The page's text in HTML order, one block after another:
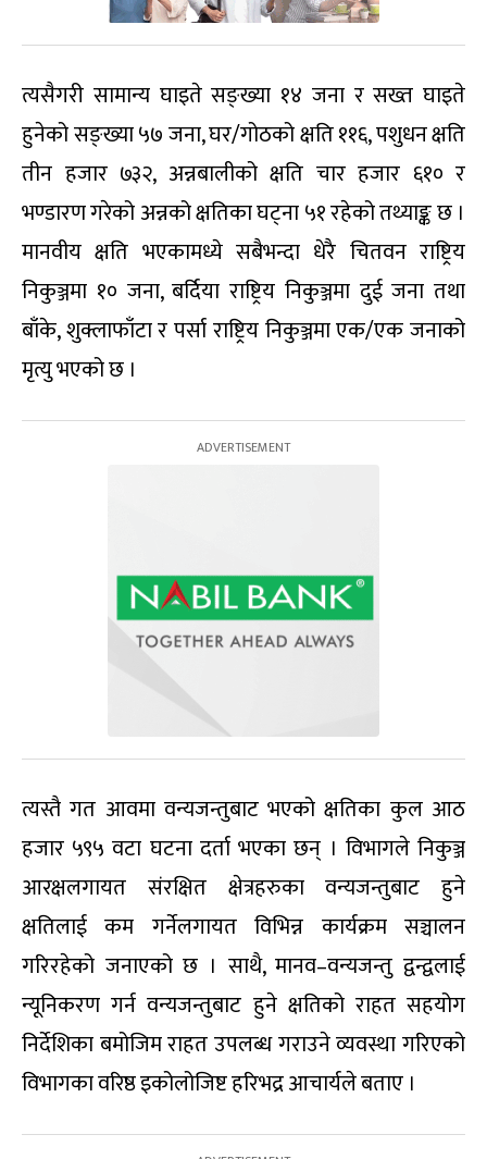
त्यसैगरी सामान्य घाइते सङ्ख्या १४ जना र सख्त घाइते
हुनेको सङ्ख्या ५७ जना, घर/गोठको क्षति ११६, पशुधन क्षति
तीन हजार ७३२, अन्नबालीको क्षति चार हजार ६१० र
भण्डारण गरेको अन्नको क्षतिका घट्ना ५१ रहेको तथ्याङ्क छ ।
मानवीय क्षति भएकामध्ये सबैभन्दा धेरै चितवन राष्ट्रिय
निकुञ्जमा १० जना, बर्दिया राष्ट्रिय निकुञ्जमा दुई जना तथा
बाँके, शुक्लाफाँटा र पर्सा राष्ट्रिय निकुञ्जमा एक/एक जनाको
मृत्यु भएको छ ।
त्यस्तै गत आवमा वन्यजन्तुबाट भएको क्षतिका कुल आठ
हजार ५९५ वटा घटना दर्ता भएका छन् । विभागले निकुञ्ज
आरक्षलगायत संरक्षित क्षेत्रहरुका वन्यजन्तुबाट हुने
क्षतिलाई कम गर्नेलगायत विभिन्न कार्यक्रम सञ्चालन
गरिरहेको जनाएको छ । साथै, मानव–वन्यजन्तु द्वन्द्वलाई
न्यूनिकरण गर्न वन्यजन्तुबाट हुने क्षतिको राहत सहयोग
निर्देशिका बमोजिम राहत उपलब्ध गराउने व्यवस्था गरिएको
विभागका वरिष्ठ इकोलोजिष्ट हरिभद्र आचार्यले बताए ।